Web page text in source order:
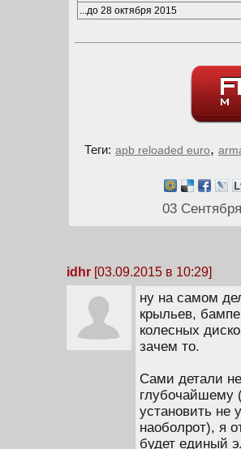
...до 28 октября 2015
Теги: apb reloaded euro,
03
idhr [03.09.2015 в 10:29]
ну на самом
крыльев,
колесных
зачем то.
Сами детали
глубочайшему
установить не
наоболрот), я
будет единый